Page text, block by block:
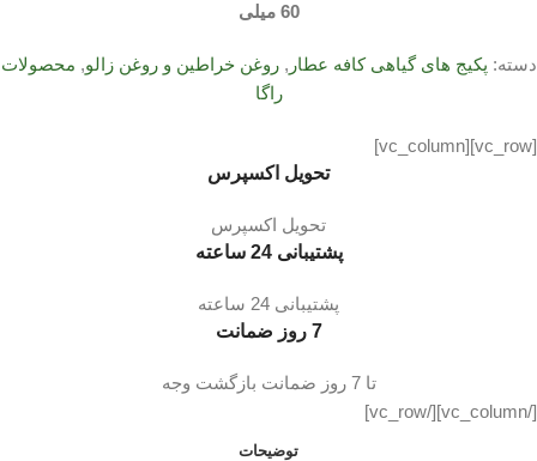
60 میلی
دسته: پکیج های گیاهی کافه عطار , روغن خراطین و روغن زالو, محصولات
راگا
[vc_row][vc_column]
تحویل اکسپرس
تحویل اکسپرس
پشتیبانی 24 ساعته
پشتیبانی 24 ساعته
7 روز ضمانت
تا 7 روز ضمانت بازگشت وجه
[/vc_column][/vc_row]
توضیحات